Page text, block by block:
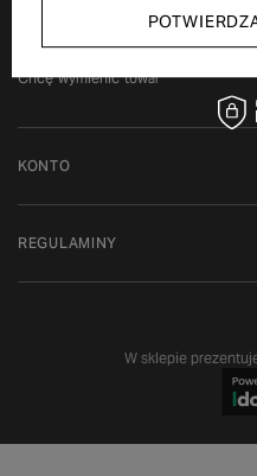
Chcę zareklamować produkt
Chcę zwrócić produkt
Chcę wymienić towar
KONTO
REGULAMINY
W sklepie